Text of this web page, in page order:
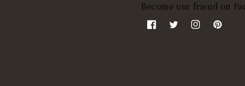
Become our friend on
FacebookTwitterInstagram